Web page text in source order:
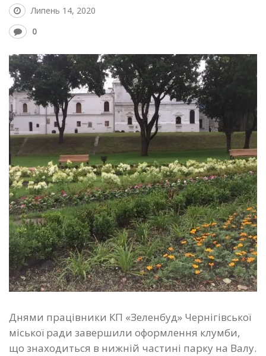
Липень 14, 2020
0
Днями працівники КП «Зеленбуд» Чернігівської
міської ради завершили оформлення клумби,
що знаходиться в нижній частині парку на Валу.